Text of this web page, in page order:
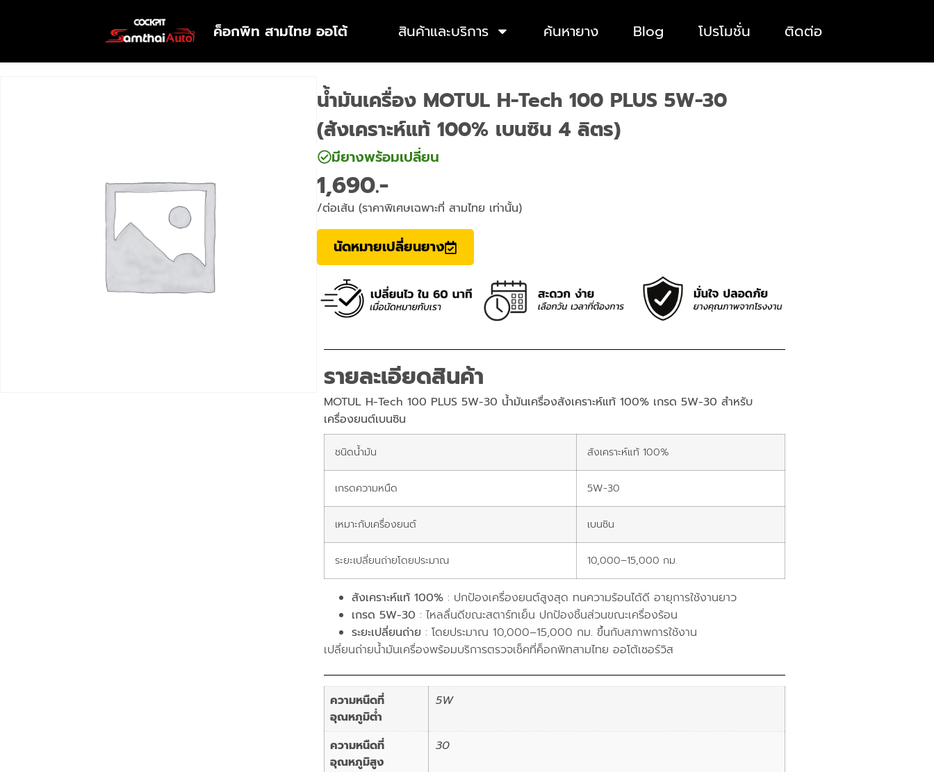
ค็อกพิท สามไทย ออโต้ สินค้าและบริการ ค้นหายาง Blog โปรโมชั่น ติดต่อ
น้ำมันเครื่อง MOTUL H-Tech 100 PLUS 5W-30
(สังเคราะห์แท้ 100% เบนซิน 4 ลิตร)
มียางพร้อมเปลี่ยน
1,690
/ต่อเส้น (ราคาพิเศษเฉพาะที่ สามไทย เท่านั้น)
นัดหมายเปลี่ยนยาง
รายละเอียดสินค้า
MOTUL H-Tech 100 PLUS 5W-30 น้ำมันเครื่องสังเคราะห์แท้ 100% เกรด 5W-30 สำหรับ
เครื่องยนต์เบนซิน
ชนิดน้ำมัน สังเคราะห์แท้ 100%
เกรดความหนืด 5W-30
เหมาะกับเครื่องยนต์ เบนซิน
ระยะเปลี่ยนถ่ายโดยประมาณ 10,000–15,000 กม.
สังเคราะห์แท้ 100% : ปกป้องเครื่องยนต์สูงสุด ทนความร้อนได้ดี อายุการใช้งานยาว
เกรด 5W-30 : ไหลลื่นดีขณะสตาร์ทเย็น ปกป้องชิ้นส่วนขณะเครื่องร้อน
ระยะเปลี่ยนถ่าย : โดยประมาณ 10,000–15,000 กม. ขึ้นกับสภาพการใช้งาน
เปลี่ยนถ่ายน้ำมันเครื่องพร้อมบริการตรวจเช็คที่ค็อกพิทสามไทย ออโต้เซอร์วิส
ความหนืดที่
อุณหภูมิต่ำ
5W
ความหนืดที่
อุณหภูมิสูง
30